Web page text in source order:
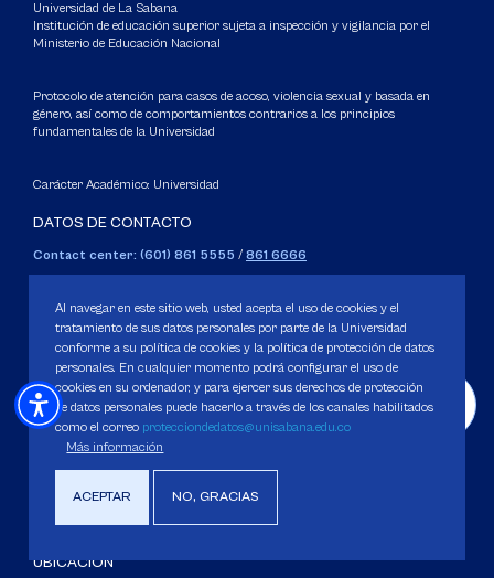
Universidad de La Sabana
Institución de educación superior sujeta a inspección y vigilancia por el
Ministerio de Educación Nacional
Protocolo de atención para casos de acoso, violencia sexual y basada en
género, así como de comportamientos contrarios a los principios
fundamentales de la Universidad
Carácter Académico: Universidad
DATOS DE CONTACTO
Contact center: (601) 861 5555 / 861 6666
Apartado: 53753, Bogotá.
WhatsApp: +57 3205164838
Correo electrónico para inquietudes generales y servicios de la
Universidad
servicious@unisabana.edu.co
Contacto únicamente para notificaciones legales.
No se responderán otros temas que no sean de tipo legal.
notificacioneslegales@unisabana.edu.co
UBICACIÓN
Al navegar en este sitio web, usted acepta el uso de cookies y el
tratamiento de sus datos personales por parte de la Universidad
conforme a su política de cookies y la política de protección de datos
personales. En cualquier momento podrá configurar el uso de
cookies en su ordenador, y para ejercer sus derechos de protección
de datos personales puede hacerlo a través de los canales habilitados
como el correo protecciondedatos@unisabana.edu.co
Más información
ACEPTAR NO, GRACIAS